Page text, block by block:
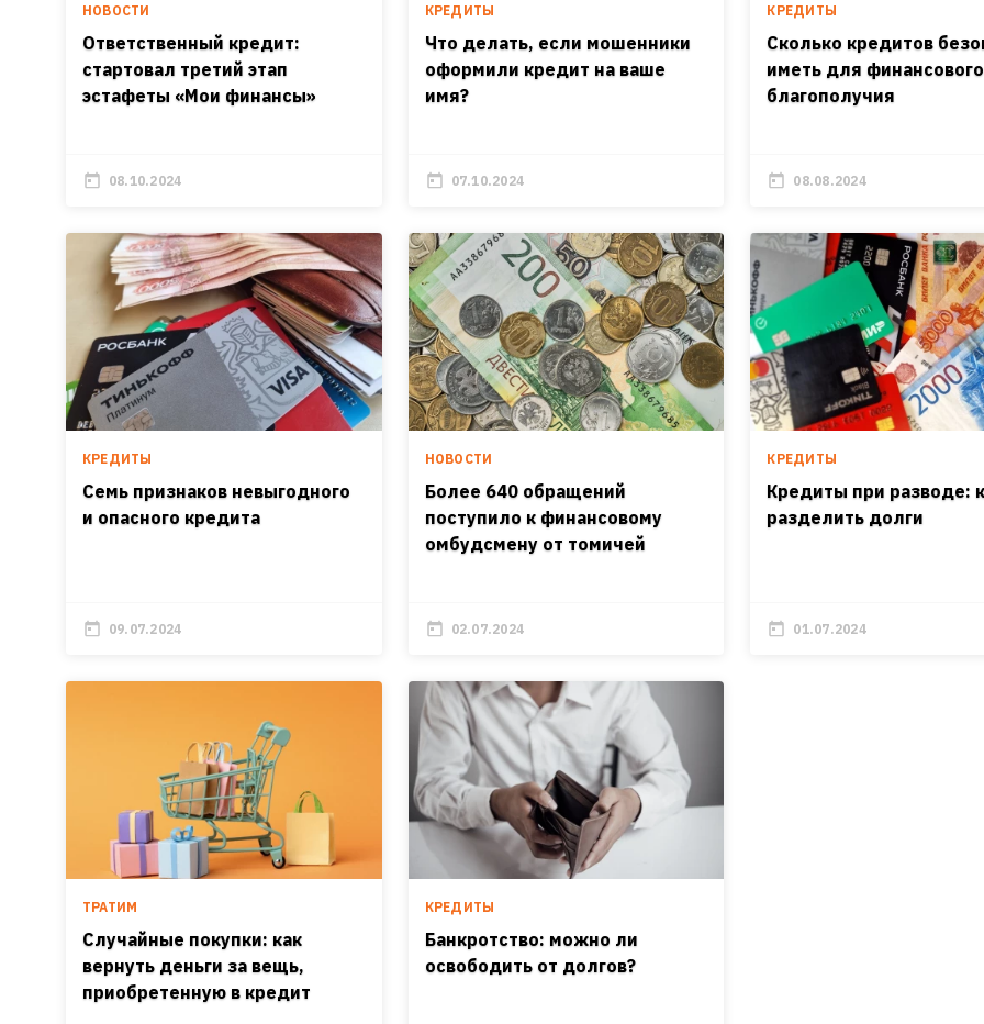
НОВОСТИ
Ответственный кредит:
стартовал третий этап
эстафеты «Мои финансы»
08.10.2024
КРЕДИТЫ
Что делать, если мошенники
оформили кредит на ваше
имя?
07.10.2024
КРЕДИТЫ
Сколько кредитов
иметь для финансового
благополучия
08.08.2024
КРЕДИТЫ
Семь признаков невыгодного
и опасного кредита
09.07.2024
НОВОСТИ
Более 640 обращений
поступило к финансовому
омбудсмену от томичей
02.07.2024
КРЕДИТЫ
Кредиты при разводе:
разделить долги
01.07.2024
ТРАТИМ
Случайные покупки: как
вернуть деньги за вещь,
приобретенную в кредит
КРЕДИТЫ
Банкротство: можно ли
освободить от долгов?